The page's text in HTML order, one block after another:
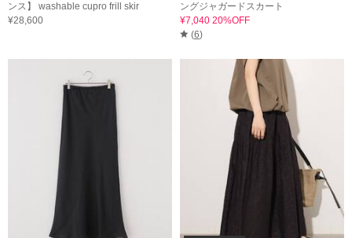
ンス】 washable cupro frill skir
¥28,600
ングジャガードスカート
¥7,040 20%OFF
(6)